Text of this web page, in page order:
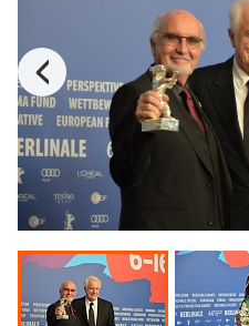
26 мая, Москва, отель Artcourt
Белый слон 2025:
награждение
лауреатов